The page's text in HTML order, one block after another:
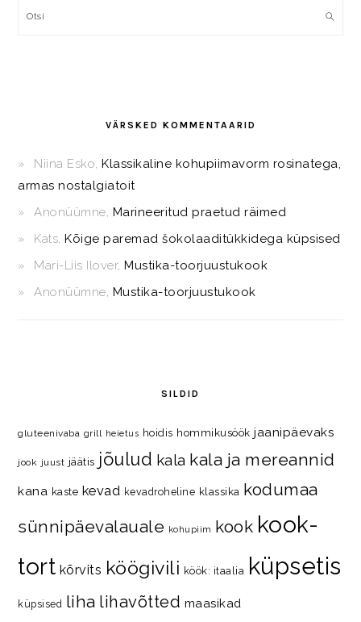
Otsi
VÄRSKED KOMMENTAARID
Niina Esko ,Klassikaline kohupiimavorm rosinatega,
armas nostalgiatoit
Anonüümne Marineeritud praetud räimed
Kats ,Kõige paremad šokolaaditükkidega küpsised
Mari-Liis Ilover,Mustika-toorjuustukook
Anonüümne Mustika-toorjuustukook
SILDID
gluteenivaba grill heietus hoidis hommikusöök jaanipäevaks
jook juust jäätis jõulud kala kala ja mereannid
kana kaste kevad kevadroheline klassika kodumaa
sünnipäevalauale kohupiim kook kook-
tort kõrvits köögivili köök: itaalia küpsetis
küpsised liha lihavõtted maasikad